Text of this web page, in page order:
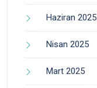
Haziran 2025
Nisan 2025
Mart 2025